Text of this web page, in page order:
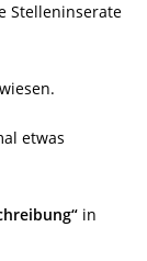
Stelleninserate
etwas
in